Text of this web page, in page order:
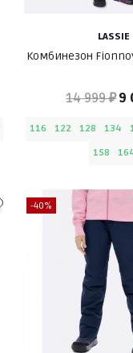
LASSIE
Комбинезон
14 999 ₽9
116 122 128 134
158
-40%